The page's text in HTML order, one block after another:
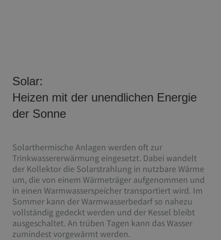
Solar:
Heizen mit der unendlichen Energie
der Sonne
Solarthermische Anlagen werden oft zur
Trinkwassererwärmung eingesetzt. Dabei wandelt
der Kollektor die Solarstrahlung in nutzbare Wärme
um, die von einem Wärmeträger aufgenommen und
in einen Warmwasserspeicher transportiert wird. Im
Sommer kann der Warmwasserbedarf so nahezu
vollständig gedeckt werden und der Kessel bleibt
ausgeschaltet. An trüben Tagen kann das Wasser
zumindest vorgewärmt werden.